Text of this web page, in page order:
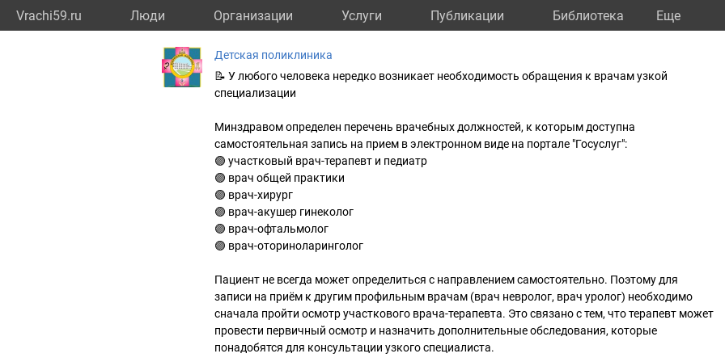
Vrachi59.ru Люди Организации Услуги Публикации Библиотека Eще
Детская поликлиника
📝 У любого человека нередко возникает необходимость обращения к врачам узкой
специализации
Минздравом определен перечень врачебных должностей, к которым доступна
самостоятельная запись на прием в электронном виде на портале "Госуслуг":
🟣 участковый врач-терапевт и педиатр
🟣 врач общей практики
🟣 врач-хирург
🟣 врач-акушер гинеколог
🟣 врач-офтальмолог
🟣 врач-оториноларинголог
Пациент не всегда может определиться с направлением самостоятельно. Поэтому для
записи на приём к другим профильным врачам (врач невролог, врач уролог) необходимо
сначала пройти осмотр участкового врача-терапевта. Это связано с тем, что терапевт может
провести первичный осмотр и назначить дополнительные обследования, которые
понадобятся для консультации узкого специалиста.